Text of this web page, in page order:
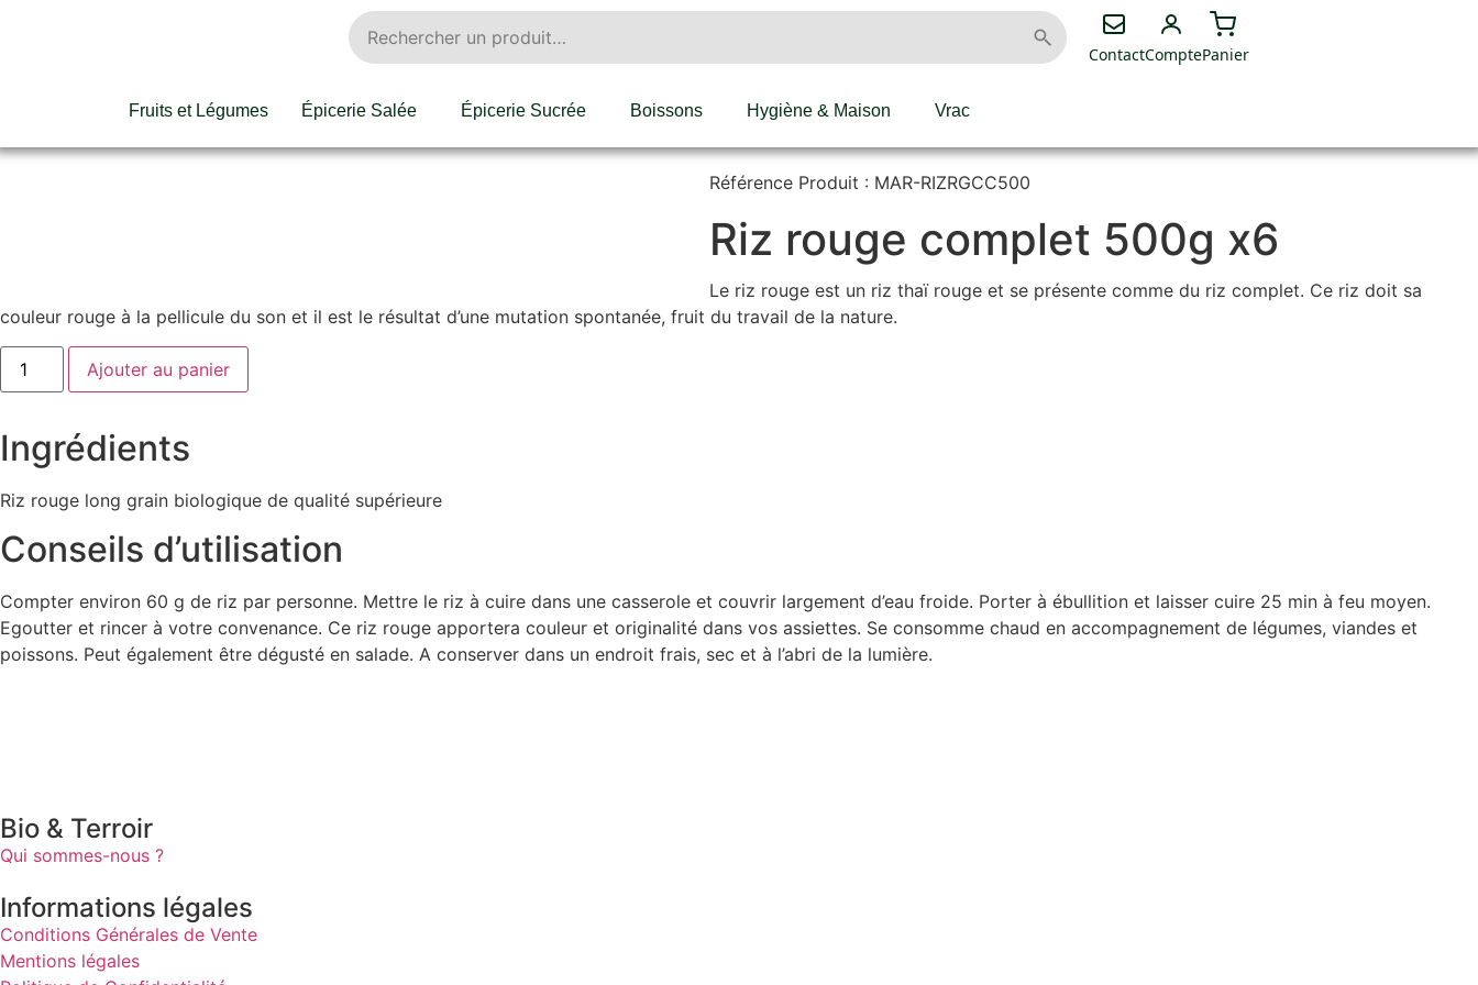
ContactComptePanier
Fruits et Légumes Épicerie Salée Épicerie Sucrée Boissons Hygiène & Maison Vrac
Référence Produit : MAR-RIZRGCC500
Riz rouge complet 500g x6
Le riz rouge est un riz thaï rouge et se présente comme du riz complet. Ce riz doit sa
couleur rouge à la pellicule du son et il est le résultat d’une mutation spontanée, fruit du travail de la nature.
Ajouter au panier
Ingrédients
Riz rouge long grain biologique de qualité supérieure
Conseils d’utilisation
Compter environ 60 g de riz par personne. Mettre le riz à cuire dans une casserole et couvrir largement d’eau froide. Porter à ébullition et laisser cuire 25 min à feu moyen.
Egoutter et rincer à votre convenance. Ce riz rouge apportera couleur et originalité dans vos assiettes. Se consomme chaud en accompagnement de légumes, viandes et
poissons. Peut également être dégusté en salade. A conserver dans un endroit frais, sec et à l’abri de la lumière.
Bio & Terroir
Qui sommes-nous ?
Informations légales
Conditions Générales de Vente
Mentions légales